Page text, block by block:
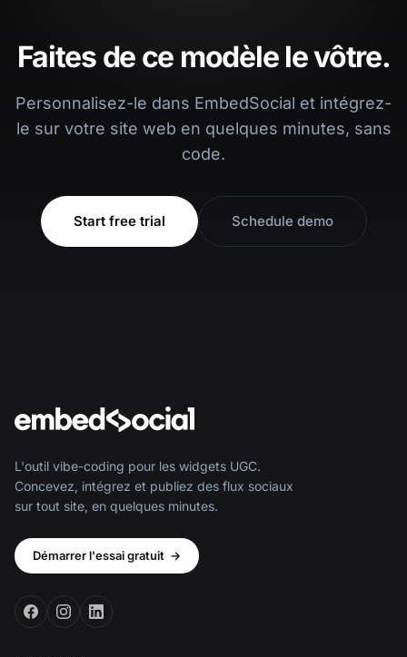
Faites de ce modèle le vôtre.
Personnalisez-le dans EmbedSocial et intégrez-
le sur votre site web en quelques minutes, sans
code.
Start free trial Schedule demo
L'outil vibe-coding pour les widgets UGC.
Concevez, intégrez et publiez des flux sociaux
sur tout site, en quelques minutes.
Démarrer l'essai gratuit →